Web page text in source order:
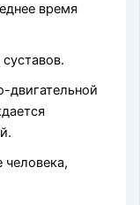
время
двигательной